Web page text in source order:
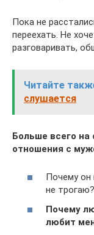
Пока не
переехать. Не
разговаривать,
Читайте
слушается
Больше всего на
отношения с
Почему он
не трогаю?
Почему
любит